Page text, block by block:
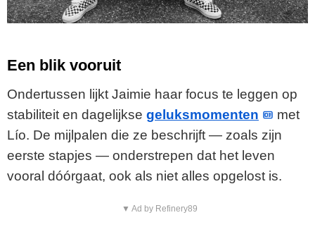
Een blik vooruit
Ondertussen lijkt Jaimie haar focus te leggen op
stabiliteit en dagelijkse geluksmomenten
met
Lío. De mijlpalen die ze beschrijft — zoals zijn
eerste stapjes — onderstrepen dat het leven
vooral dóórgaat, ook als niet alles opgelost is.
▼ Ad by Refinery89